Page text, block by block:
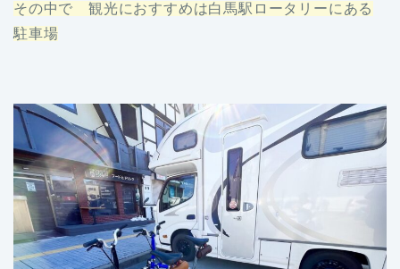
その中で 観光におすすめは白馬駅ロータリーにある
駐車場